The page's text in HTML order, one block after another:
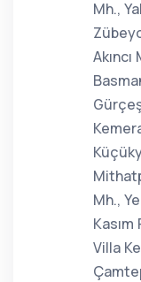
Mh.,
Mh.,
Villa